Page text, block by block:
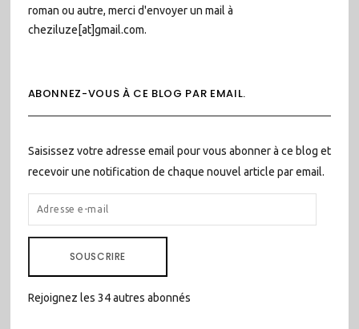
roman ou autre, merci d'envoyer un mail à
cheziluze[at]gmail.com.
ABONNEZ-VOUS À CE BLOG PAR EMAIL.
Saisissez votre adresse email pour vous abonner à ce blog et
recevoir une notification de chaque nouvel article par email.
ADRESSE
E-
SOUSCRIRE
Rejoignez les 34 autres abonnés